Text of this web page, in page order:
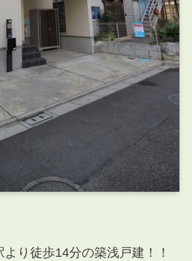
り徒歩14分の築浅戸建！！